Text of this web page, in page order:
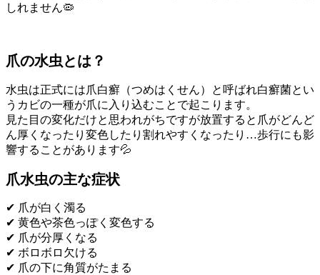
しれません🦠
爪の水虫とは？
水虫は正式には爪白癬（つめはくせん）と呼ばれ白癬菌とい
うカビの一種が爪に入り込むことで起こります。
見た目の変化だけと思われがちですが放置すると爪がどんど
ん厚くなったり変色したり割れやすくなったり…歩行にも影
響することがあります💦
爪水虫の主な症状
✔ 爪が白く濁る
✔ 黄色や茶色っぽく変色する
✔ 爪が分厚くなる
✔ ボロボロ欠ける
✔ 爪の下に角質がたまる